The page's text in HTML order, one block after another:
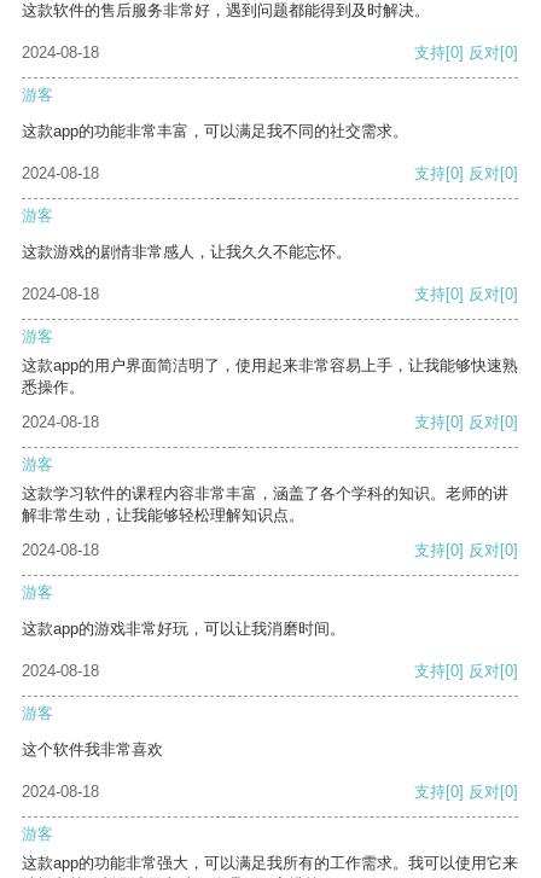
这款软件的售后服务非常好，遇到问题都能得到及时解决。
2024-08-18 支持[0] 反对[0]
游客
这款app的功能非常丰富，可以满足我不同的社交需求。
2024-08-18 支持[0] 反对[0]
游客
这款游戏的剧情非常感人，让我久久不能忘怀。
2024-08-18 支持[0] 反对[0]
游客
这款app的用户界面简洁明了，使用起来非常容易上手，让我能够快速熟
悉操作。
2024-08-18
支持[0] 反对[0]
游客
这款学习软件的课程内容非常丰富，涵盖了各个学科的知识。老师的讲
解非常生动，让我能够轻松理解知识点。
2024-08-18
支持[0] 反对[0]
游客
这款app的游戏非常好玩，可以让我消磨时间。
2024-08-18 支持[0] 反对[0]
游客
这个软件我非常喜欢
2024-08-18 支持[0] 反对[0]
游客
这款app的功能非常强大，可以满足我所有的工作需求。我可以使用它来